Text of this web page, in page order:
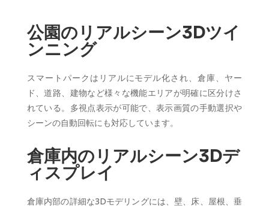
公園のリアルシーン3Dツイ
ンニング
スマートパークはリアルにモデル化され、倉庫、ヤー
ド、道路、建物など様々な機能エリアが明確に区分けさ
れている。多視点表示が可能で、表示画質の手動選択や
シーンの自動回転にも対応しています。
倉庫内のリアルシーン3Dデ
ィスプレイ
倉庫内部の詳細な3Dモデリングには、壁、床、屋根、垂